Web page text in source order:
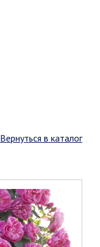
Вернуться в каталог